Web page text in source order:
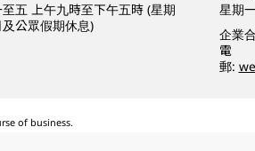
五 上午九時至下午五時 (星期
公眾假期休息)
星期
企業
電
郵:
of business.